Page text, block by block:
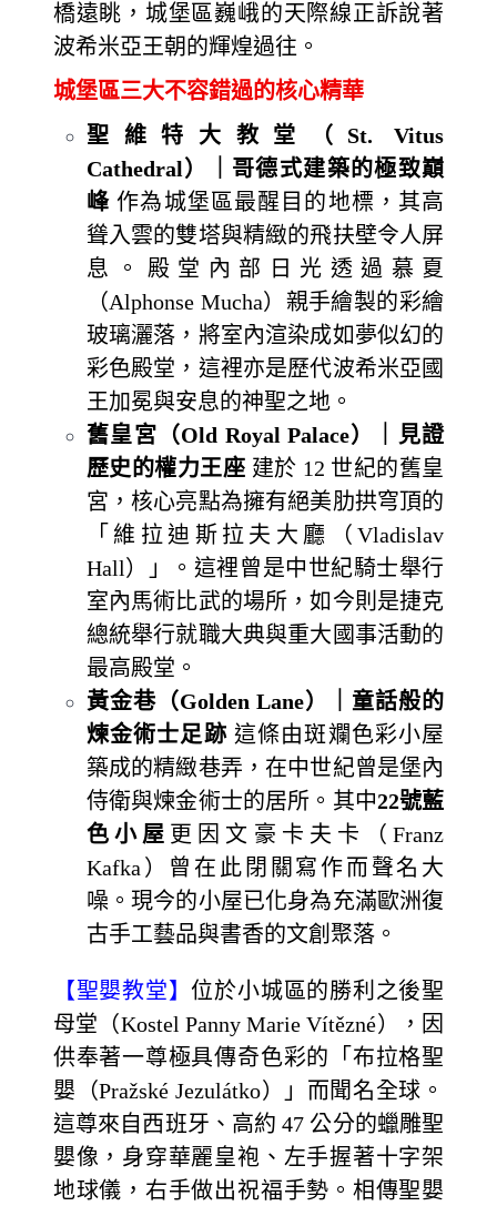
橋遠眺，城堡區巍峨的天際線正訴說著
波希米亞王朝的輝煌過往。
城堡區三大不容錯過的核心精華
聖維特大教堂（St. Vitus
Cathedral）｜哥德式建築的極致巔
峰 作為城堡區最醒目的地標，其高
聳入雲的雙塔與精緻的飛扶壁令人屏
息。殿堂內部日光透過慕夏
（Alphonse Mucha）親手繪製的彩繪
玻璃灑落，將室內渲染成如夢似幻的
彩色殿堂，這裡亦是歷代波希米亞國
王加冕與安息的神聖之地。
舊皇宮（Old Royal Palace）｜見證
歷史的權力王座 建於 12 世紀的舊皇
宮，核心亮點為擁有絕美肋拱穹頂的
「維拉迪斯拉夫大廳（Vladislav
Hall）」。這裡曾是中世紀騎士舉行
室內馬術比武的場所，如今則是捷克
總統舉行就職大典與重大國事活動的
最高殿堂。
黃金巷（Golden Lane）｜童話般的
煉金術士足跡這條由斑斕色彩小屋
築成的精緻巷弄，在中世紀曾是堡內
侍衛與煉金術士的居所。其中22號藍
色小屋 更因文豪卡夫卡（Franz
Kafka）曾在此閉關寫作而聲名大
噪。現今的小屋已化身為充滿歐洲復
古手工藝品與書香的文創聚落。
【聖嬰教堂】 位於小城區的勝利之後聖
母堂（Kostel Panny Marie Vítězné），因
供奉著一尊極具傳奇色彩的「布拉格聖
嬰（Pražské Jezulátko）」而聞名全球。
這尊來自西班牙、高約 47 公分的蠟雕聖
嬰像，身穿華麗皇袍、左手握著十字架
地球儀，右手做出祝福手勢。相傳聖嬰